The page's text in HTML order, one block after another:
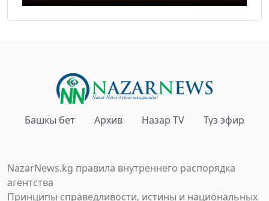
Башкы бет Архив Назар TV Түз эфир
NazarNews.kg правила внутреннего распорядка
агентства
Принципы справедливости, истины и национальных